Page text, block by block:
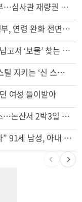
서류 하나만 빠져도 영주권·비자 거부…심사관 재량권 대폭 확대
"65세 복수국적 빗장 푸나"... 한국 정부, 연령 완화 전면 추진
74m짜리 보잉777, 화물기 변신…격납고서 ‘보물’ 찾는 인천공항
넷플 ‘외교관’ 현실판 떴다…美대사 스틸 지키는 ‘신 스틸러’
여성 들이받아
천하람, 현역 의원 최초 신병교육 입소…논산서 2박3일 생활
“요양원 보내지 않겠다는 약속 지켰다” 91세 남성, 아내 살해 혐의